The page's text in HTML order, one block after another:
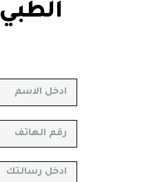
الطبي